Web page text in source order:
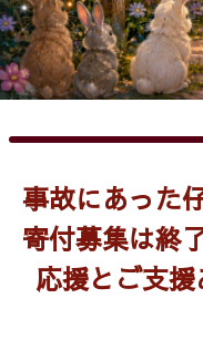
事故にあった
寄付募集は終
応援とご支